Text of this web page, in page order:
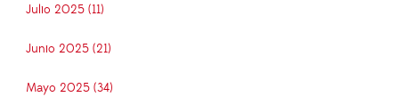
Julio 2025 (11)
Junio 2025 (21)
Mayo 2025 (34)